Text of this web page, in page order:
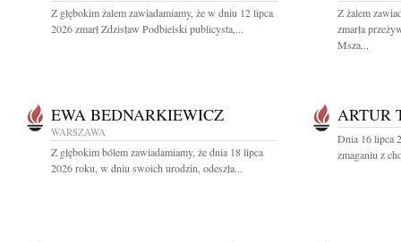
Z głębokim żalem zawiadamiamy, że w dniu 12 lipca
2026 zmarł Zdzisław Podbielski publicysta,...
Z żalem
zmarła
Msza...
EWA BEDNARKIEWICZ
WARSZAWA
Z głębokim bólem zawiadamiamy, że dnia 18 lipca
2026 roku, w dniu swoich urodzin, odeszła...
ARTUR
Dnia 16 lipca
zmaganiu z